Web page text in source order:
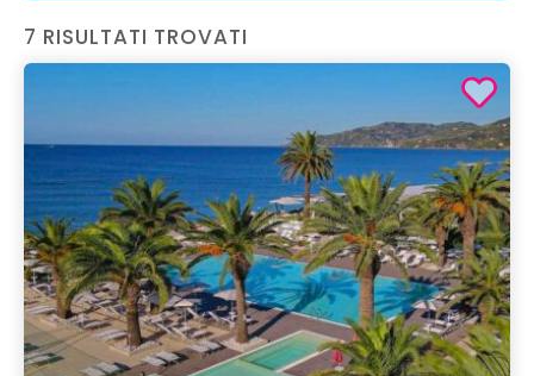
7 RISULTATI TROVATI